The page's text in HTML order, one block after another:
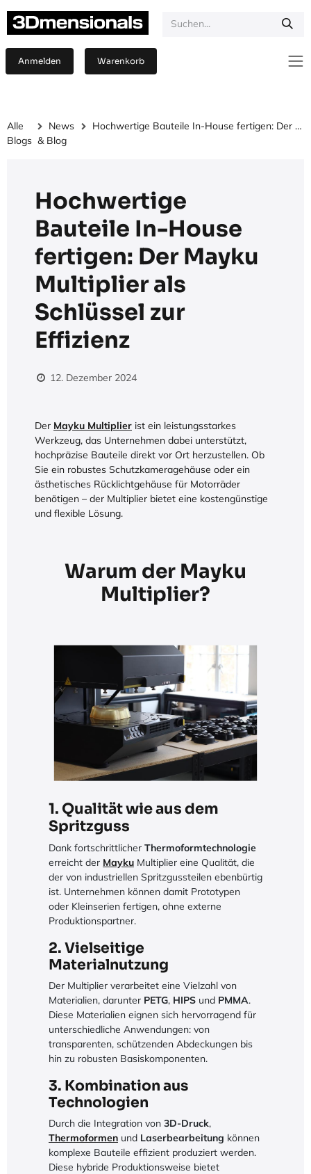
Anmelden Warenkorb
Alle
Blogs
News
& Blog
Hochwertige Bauteile In-House fertigen: Der Mayku Multiplier als Schlüssel zur Effizienz
Hochwertige
Bauteile In-House
fertigen: Der Mayku
Multiplier als
Schlüssel zur
Effizienz
12. Dezember 2024
Der Mayku Multiplier ist ein leistungsstarkes
Werkzeug, das Unternehmen dabei unterstützt,
hochpräzise Bauteile direkt vor Ort herzustellen. Ob
Sie ein robustes Schutzkameragehäuse oder ein
ästhetisches Rücklichtgehäuse für Motorräder
benötigen – der Multiplier bietet eine kostengünstige
und flexible Lösung.
Warum der Mayku
Multiplier?
1. Qualität wie aus dem
Spritzguss
Dank fortschrittlicher Thermoformtechnologie
erreicht der Mayku Multiplier eine Qualität, die
der von industriellen Spritzgussteilen ebenbürtig
ist. Unternehmen können damit Prototypen
oder Kleinserien fertigen, ohne externe
Produktionspartner.
2. Vielseitige
Materialnutzung
Der Multiplier verarbeitet eine Vielzahl von
Materialien, darunter PETG, HIPS und PMMA.
Diese Materialien eignen sich hervorragend für
unterschiedliche Anwendungen: von
transparenten, schützenden Abdeckungen bis
hin zu robusten Basiskomponenten.
3. Kombination aus
Technologien
Durch die Integration von 3D-Druck,
Thermoformen und Laserbearbeitung können
komplexe Bauteile effizient produziert werden.
Diese hybride Produktionsweise bietet